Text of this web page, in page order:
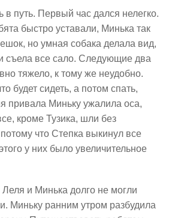
в путь. Первый час дался нелегко.
быстро уставали, Минька так
но умная собака делала вид,
съела все сало. Следующие два
тяжело, к тому же неудобно.
будет сидеть, а потом спать,
привала Миньку ужалила оса,
кроме Тузика, шли без
что Степка выкинул все
у них было увеличительное
Леля и Минька долго не могли
Миньку ранним утром разбудила